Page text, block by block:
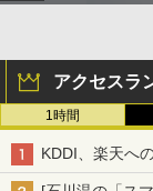
アクセスラ
1時間
KDDI、楽天へ